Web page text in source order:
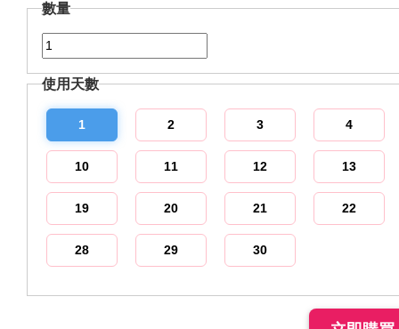
數量
使用天數
1 2 3 4
10 11 12 13
19 20 21 22
28 29 30